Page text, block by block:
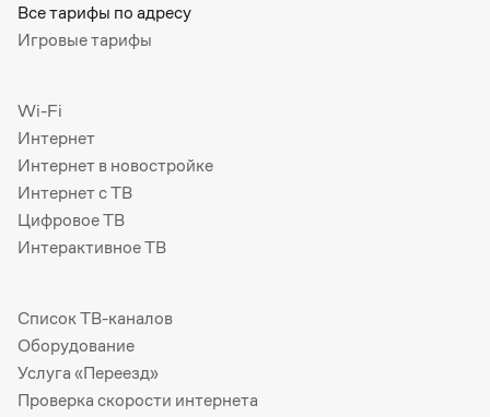
Все тарифы по адресу
Игровые тарифы
Wi-Fi
Интернет
Интернет в новостройке
Интернет с ТВ
Цифровое ТВ
Интерактивное ТВ
Список ТВ-каналов
Оборудование
Услуга «Переезд»
Проверка скорости интернета